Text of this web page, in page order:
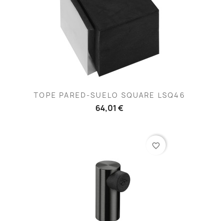
TOPE PARED-SUELO SQUARE LSQ46
64,01 €
favorite_border